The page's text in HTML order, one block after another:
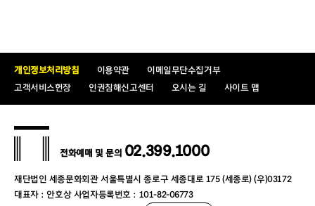
개인정보처리방침 이용약관
이메일무단수집거부
고객서비스헌장
인권침해신고센터 오시는 길 사이트 맵
재단법인 세종문화회관 서울특별시 종로구 세종대로 175 (세종로) (우)03172
대표자 : 안호상 사업자등록번호 : 101-82-06773
전화예매 및 문의 02.399.1000